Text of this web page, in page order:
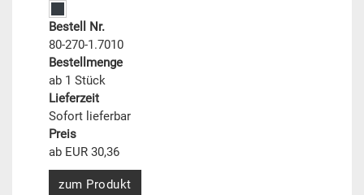
Bestell Nr.
80-270-1.7010
Bestellmenge
ab 1 Stück
Lieferzeit
Sofort lieferbar
Preis
ab EUR 30,36
zum Produkt